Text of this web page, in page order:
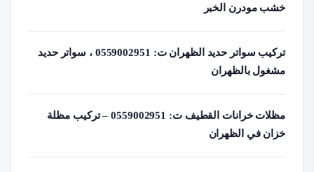
خشب مودرن الخبر
تركيب سواتر حديد الظهران ت: 0559002951 ، سواتر حديد
مشغول بالظهران
مظلات خرانات القطيف ت: 0559002951 – تركيب مظلة
خزان في الظهران